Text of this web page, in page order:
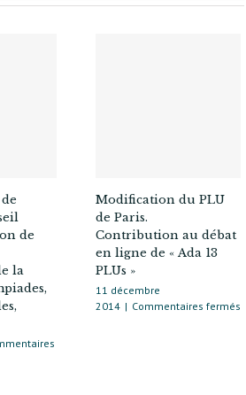
de
la
Modification du PLU
de Paris.
Contribution au débat
en ligne de « Ada 13
PLUs »
11 décembre
2014 | Commentaires fermés